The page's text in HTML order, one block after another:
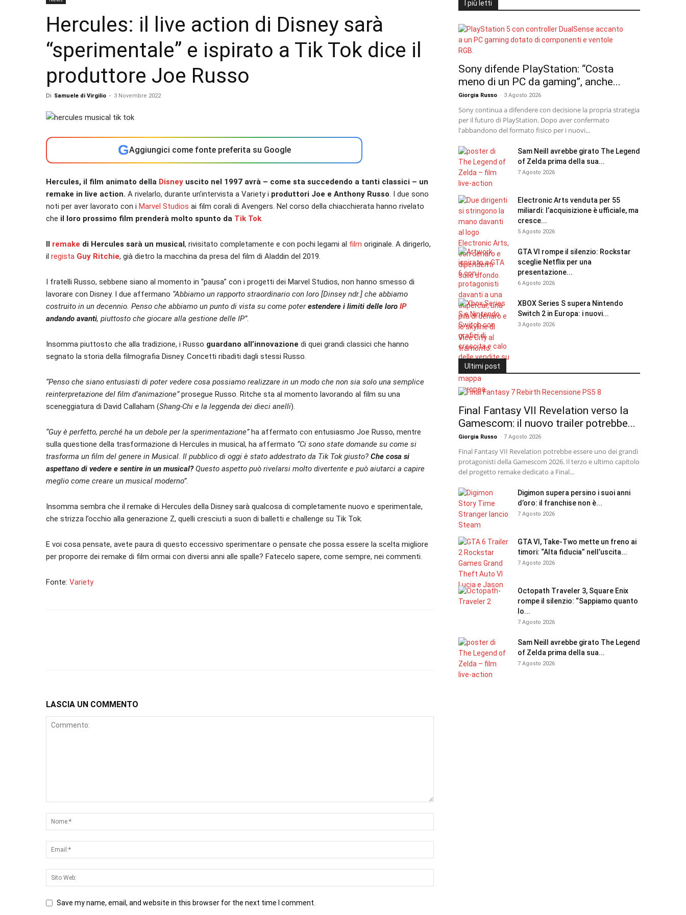
Hercules: il live action di Disney sarà
“sperimentale” e ispirato a Tik Tok dice il
produttore Joe Russo
Di Samuele di Virgilio - 3 Novembre 2022
GAggiungici come fonte preferita su Google
Hercules, il film animato della Disney uscito nel 1997 avrà – come sta succedendo a tanti classici – un
remake in live action. A rivelarlo, durante un’intervista a Variety i produttori Joe e Anthony Russo. I due sono
noti per aver lavorato con i Marvel Studios ai film corali di Avengers. Nel corso della chiacchierata hanno rivelato
che il loro prossimo film prenderà molto spunto da Tik Tok.
Il remake di Hercules sarà un musical, rivisitato completamente e con pochi legami al film originale. A dirigerlo,
il regista Guy Ritchie, già dietro la macchina da presa del film di Aladdin del 2019.
I fratelli Russo, sebbene siano al momento in “pausa” con i progetti dei Marvel Studios, non hanno smesso di
lavorare con Disney. I due affermano “Abbiamo un rapporto straordinario con loro [Dinsey ndr.] che abbiamo
costruito in un decennio. Penso che abbiamo un punto di vista su come poterestendere i limiti delle loro IP
andando avanti, piuttosto che giocare alla gestione delle IP”.
Insomma piuttosto che alla tradizione, i Russo guardano all’innovazione di quei grandi classici che hanno
segnato la storia della filmografia Disney. Concetti ribaditi dagli stessi Russo.
“Penso che siano entusiasti di poter vedere cosa possiamo realizzare in un modo che non sia solo una semplice
reinterpretazione del film d’animazione”prosegue Russo. Ritche sta al momento lavorando al film su una
sceneggiatura di David Callaham (Shang-Chi e la leggenda dei dieci anelli).
“Guy è perfetto, perché ha un debole per la sperimentazione”ha affermato con entusiasmo Joe Russo, mentre
sulla questione della trasformazione di Hercules in musical, ha affermato “Ci sono state domande su come si
trasforma un film del genere in Musical. Il pubblico di oggi è stato addestrato da Tik Tok giusto? Che cosa si
aspettano di vedere e sentire in un musical?Questo aspetto può rivelarsi molto divertente e può aiutarci a capire
meglio come creare un musical moderno”.
Insomma sembra che il remake di Hercules della Disney sarà qualcosa di completamente nuovo e sperimentale,
che strizza l’occhio alla generazione Z, quelli cresciuti a suon di balletti e challenge su Tik Tok.
E voi cosa pensate, avete paura di questo eccessivo sperimentare o pensate che possa essere la scelta migliore
per proporre dei remake di film ormai con diversi anni alle spalle? Fatecelo sapere, come sempre, nei commenti.
Fonte: Variety
LASCIA UN COMMENTO
Save my name, email, and website in this browser for the next time I comment.
I più letti
Sony difende PlayStation: “Costa
meno di un PC da gaming”, anche...
Giorgia Russo - 3 Agosto 2026
Sony continua a difendere con decisione la propria strategia
per il futuro di PlayStation. Dopo aver confermato
l'abbandono del formato fisico per i nuovi...
Sam Neill avrebbe girato The Legend
of Zelda prima della sua...
7 Agosto 2026
Electronic Arts venduta per 55
miliardi: l’acquisizione è ufficiale, ma
cresce...
5 Agosto 2026
GTA VI rompe il silenzio: Rockstar
sceglie Netflix per una
presentazione...
6 Agosto 2026
XBOX Series S supera Nintendo
Switch 2 in Europa: i nuovi...
3 Agosto 2026
Ultimi post
Final Fantasy VII Revelation verso la
Gamescom: il nuovo trailer potrebbe...
Giorgia Russo - 7 Agosto 2026
Final Fantasy VII Revelation potrebbe essere uno dei grandi
protagonisti della Gamescom 2026. Il terzo e ultimo capitolo
del progetto remake dedicato a Final...
Digimon supera persino i suoi anni
d’oro: il franchise non è...
7 Agosto 2026
GTA VI, Take-Two mette un freno ai
timori: “Alta fiducia” nell’uscita...
7 Agosto 2026
Octopath Traveler 3, Square Enix
rompe il silenzio: “Sappiamo quanto
lo...
7 Agosto 2026
Sam Neill avrebbe girato The Legend
of Zelda prima della sua...
7 Agosto 2026